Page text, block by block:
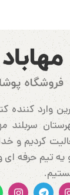
وارد
سربلند
کردیم و
یه تیم حرفه